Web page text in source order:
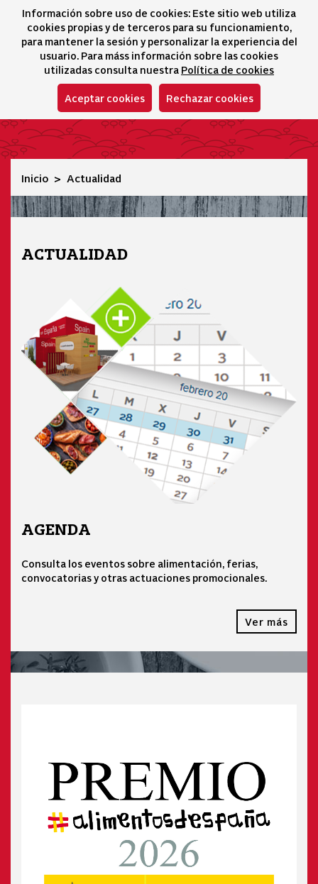
Información sobre uso de cookies: Este sitio web utiliza
cookies propias y de terceros para su funcionamiento,
para mantener la sesión y personalizar la experiencia del
usuario. Para máss información sobre las cookies
utilizadas consulta nuestra Política de cookies
Aceptar cookies Rechazar cookies
Selector idioma
icono
Actualidad
Inicio Actualidad
ACTUALIDAD
AGENDA
Consulta los eventos sobre alimentación, ferias,
convocatorias y otras actuaciones promocionales.
Ver más